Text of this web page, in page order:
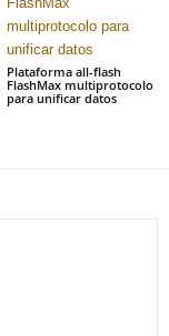
Plataforma all-flash
FlashMax multiprotocolo
para unificar datos